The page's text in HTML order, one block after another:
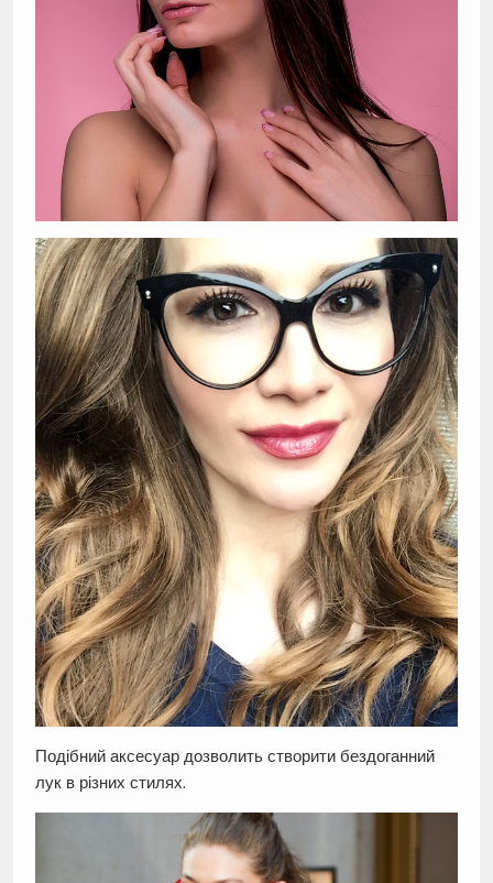
Подібний аксесуар дозволить створити бездоганний
лук в різних стилях.